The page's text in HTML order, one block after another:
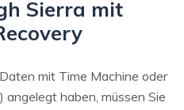
Sierra mit
mit Time Machine oder
haben, müssen Sie